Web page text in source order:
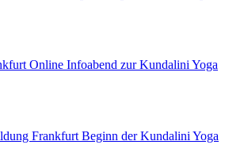
Online Infoabend zur Kundalini Yoga
Beginn der Kundalini Yoga